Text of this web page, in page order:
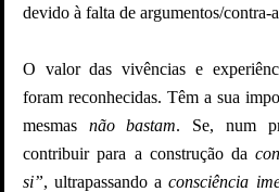
devido à falta de argumentos/contra-
O valor das vivências e
foram reconhecidas. Têm a sua
mesmas não bastam. Se, num
contribuir para a construção da
si”, ultrapassando aconsciência